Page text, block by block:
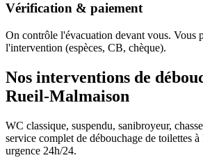
Vérification & paiement
On contrôle l'évacuation devant vous. Vous
l'intervention (espèces, CB, chèque).
Nos interventions de
Rueil-Malmaison
WC classique, suspendu, sanibroyeur,
service complet de débouchage de toilettes
urgence 24h/24.